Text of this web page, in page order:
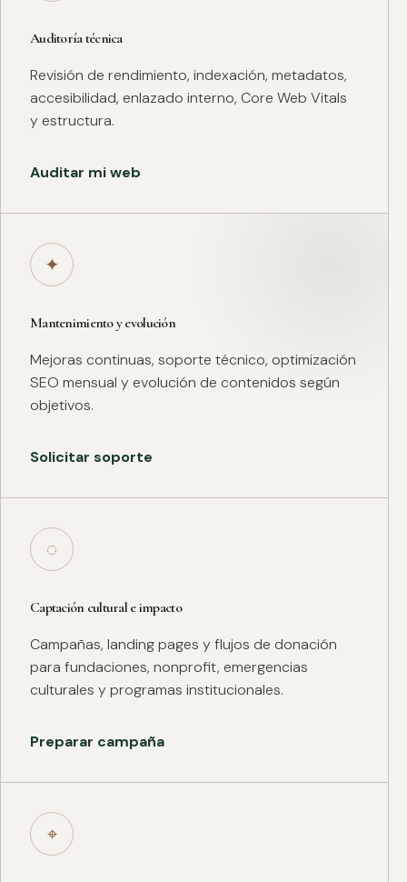
Auditoría técnica
Revisión de rendimiento, indexación, metadatos,
accesibilidad, enlazado interno, Core Web Vitals
y estructura.
Auditar mi web
✦
Mantenimiento y evolución
Mejoras continuas, soporte técnico, optimización
SEO mensual y evolución de contenidos según
objetivos.
Solicitar soporte
◌
Captación cultural e impacto
Campañas, landing pages y flujos de donación
para fundaciones, nonprofit, emergencias
culturales y programas institucionales.
Preparar campaña
⌖